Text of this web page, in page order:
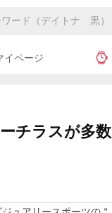
イページ
チラスが多